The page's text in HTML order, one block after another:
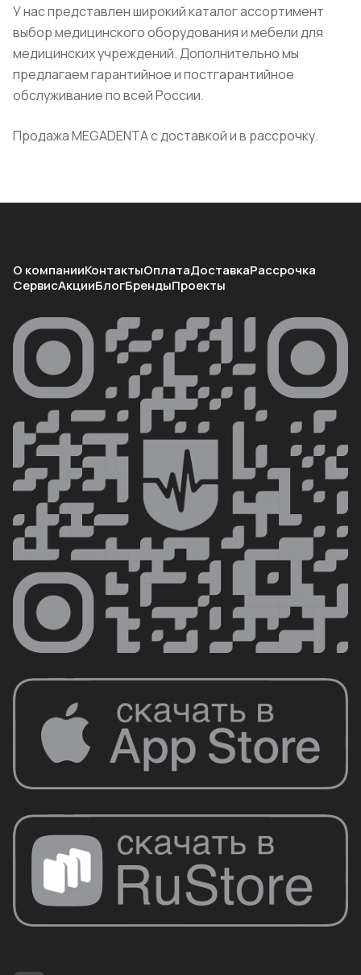
У нас представлен широкий каталог ассортимент
выбор медицинского оборудования и мебели для
медицинских учреждений. Дополнительно мы
предлагаем гарантийное и постгарантийное
обслуживание по всей России.
Продажа MEGADENTA с доставкой и в рассрочку.
О компанииКонтактыОплатаДоставкаРассрочка
СервисАкцииБлогБрендыПроекты